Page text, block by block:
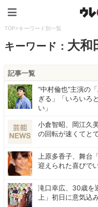
TOP>キーワード別一覧
キーワード： 大和
記事一覧
“中村倫也”主演の
ぎる」「いろいろ
い」
小倉智昭、岡江久
の回転が速くてと
上原多香子、舞台
迎えられた喜びで
滝口幸広、30歳を
上」初日に意気込